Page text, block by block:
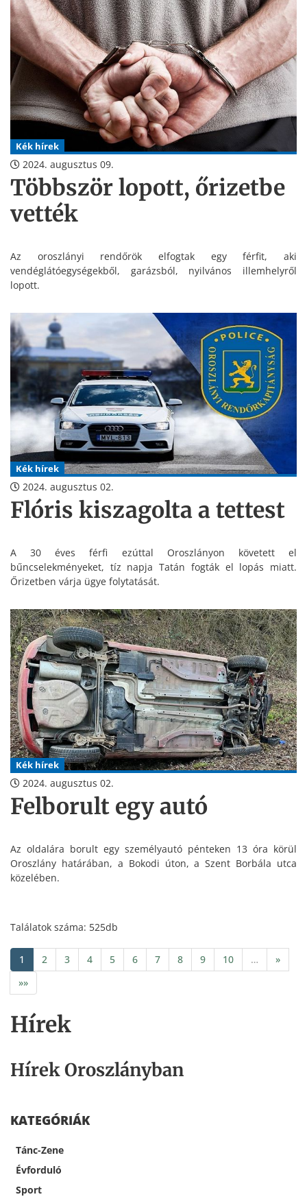
Hírek
Hírek Oroszlányban
KATEGÓRIÁK
Tánc-Zene
Évforduló
Sport
Kék hírek
2024. augusztus 09.
Többször lopott, őrizetbe
vették
Az oroszlányi rendőrök elfogtak egy férfit, aki
vendéglátóegységekből, garázsból, nyilvános illemhelyről
lopott.
Kék hírek
2024. augusztus 02.
Flóris kiszagolta a tettest
A 30 éves férfi ezúttal Oroszlányon követett el
bűncselekményeket, tíz napja Tatán fogták el lopás miatt.
Őrizetben várja ügye folytatását.
Kék hírek
2024. augusztus 02.
Felborult egy autó
Az oldalára borult egy személyautó pénteken 13 óra körül
Oroszlány határában, a Bokodi úton, a Szent Borbála utca
közelében.
Találatok száma: 525db
1 2 3 4 5 6 7 8 9 10 …
»
»»